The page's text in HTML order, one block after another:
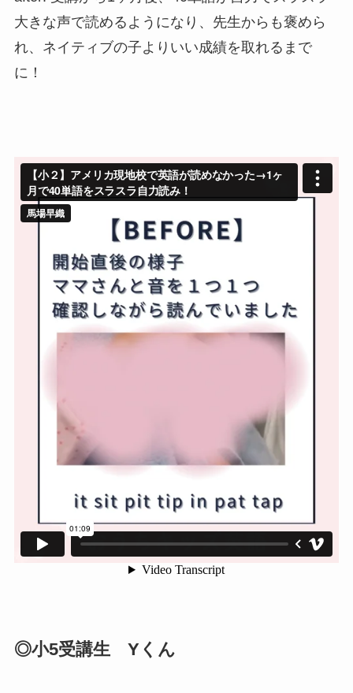
大きな声で読めるようになり、先生からも褒めら
れ、ネイティブの子よりいい成績を取れるまで
に！
◎小5受講生 Yくん